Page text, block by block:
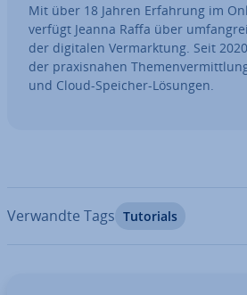
Mit über 18 Jahren Erfahrung im
verfügt Jeanna Raffa über
der digitalen Ver­mark­tung. Seit
der pra­xis­na­hen
und Cloud-Speicher-Lösungen.
Verwandte Tags Tutorials